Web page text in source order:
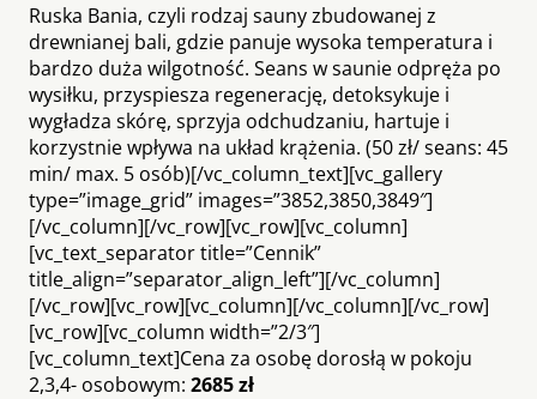
Ruska Bania, czyli rodzaj sauny zbudowanej z
drewnianej bali, gdzie panuje wysoka temperatura i
bardzo duża wilgotność. Seans w saunie odpręża po
wysiłku, przyspiesza regenerację, detoksykuje i
wygładza skórę, sprzyja odchudzaniu, hartuje i
korzystnie wpływa na układ krążenia. (50 zł/ seans: 45
min/ max. 5 osób)[/vc_column_text][vc_gallery
type=”image_grid” images=”3852,3850,3849″]
[/vc_column][/vc_row][vc_row][vc_column]
[vc_text_separator title=”Cennik”
title_align=”separator_align_left”][/vc_column]
[/vc_row][vc_row][vc_column][/vc_column][/vc_row]
[vc_row][vc_column width=”2/3″]
[vc_column_text]Cena za osobę dorosłą w pokoju
2,3,4- osobowym: 2685 zł